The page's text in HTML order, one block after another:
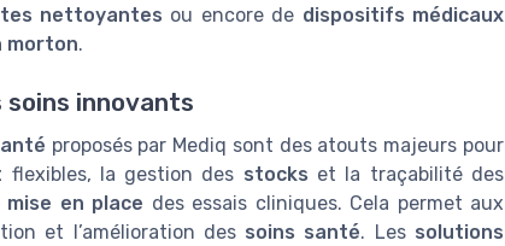
nettoyantes ou encore de dispositifs médicaux
morton.
innovants
proposés par Mediq sont des atouts majeurs pour
flexibles, la gestion des stocks et la traçabilité des
mise en place des essais cliniques. Cela permet aux
et l’amélioration des soins santé. Les solutions